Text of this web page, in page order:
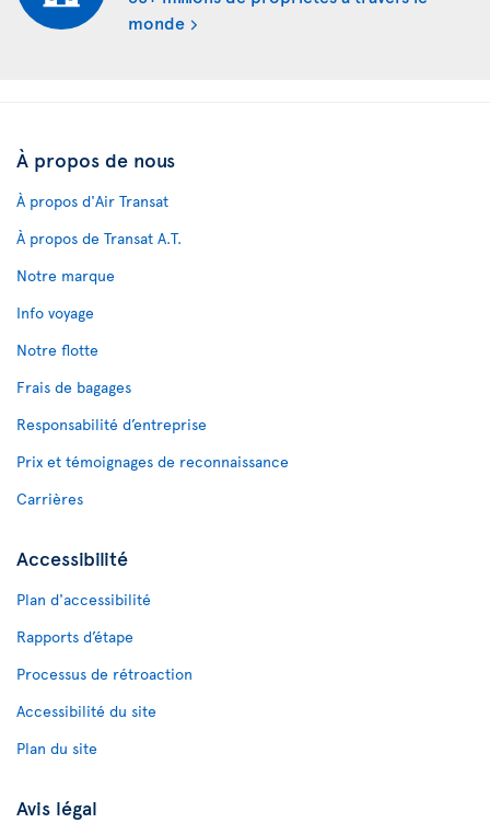
monde
À propos de nous
À propos d'Air Transat
À propos de Transat A.T.
Notre marque
Info voyage
Notre flotte
Frais de bagages
Responsabilité d’entreprise
Prix et témoignages de reconnaissance
Carrières
Accessibilité
Plan d'accessibilité
Rapports d’étape
Processus de rétroaction
Accessibilité du site
Plan du site
Avis légal